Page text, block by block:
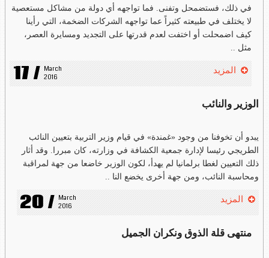
في ذلك، فستضمحل وتفنى. فما تواجهه أي دولة من مشاكل مستعصية
لا يختلف في طبيعته كثيراً عما تواجهه الشركات الضخمة، التي رأينا
كيف اضمحلت أو اختفت لعدم قدرتها على التجديد ومسايرة العصر،
مثل ..
17 / March
2016
المزيد
الوزير والنائب
يبدو أن تخوفنا من وجود «غمندة» في قيام وزير التربية بتعيين النائب
الطريجي رئيسا لإدارة جمعية الكشافة في وزارته، كان مبررا. وقد أثار
ذلك التعيين لغطا برلمانيا لم يهدأ، لكون الوزير خاضعا من جهة لمراقبة
ومحاسبة النائب، ومن جهة أخرى يخضع النا ..
20 / March
2016
المزيد
منتهى قلة الذوق ونكران الجميل